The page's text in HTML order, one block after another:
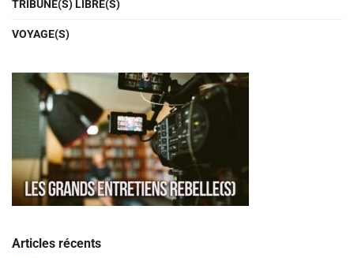
TRIBUNE(S) LIBRE(S)
VOYAGE(S)
Articles récents